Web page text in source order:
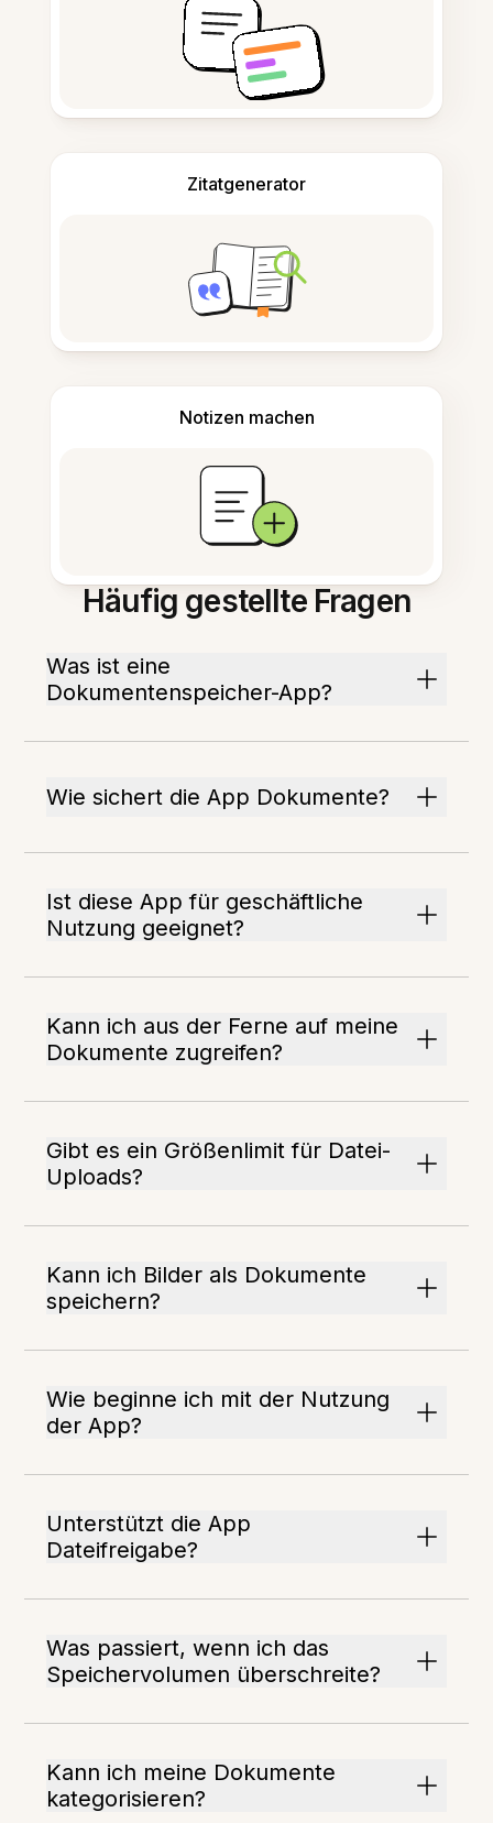
Zitatgenerator
Notizen machen
Häufig gestellte Fragen
Was ist eine
Dokumentenspeicher-App?
Wie sichert die App Dokumente?
Ist diese App für geschäftliche
Nutzung geeignet?
Kann ich aus der Ferne auf meine
Dokumente zugreifen?
Gibt es ein Größenlimit für Datei-
Uploads?
Kann ich Bilder als Dokumente
speichern?
Wie beginne ich mit der Nutzung
der App?
Unterstützt die App
Dateifreigabe?
Was passiert, wenn ich das
Speichervolumen überschreite?
Kann ich meine Dokumente
kategorisieren?